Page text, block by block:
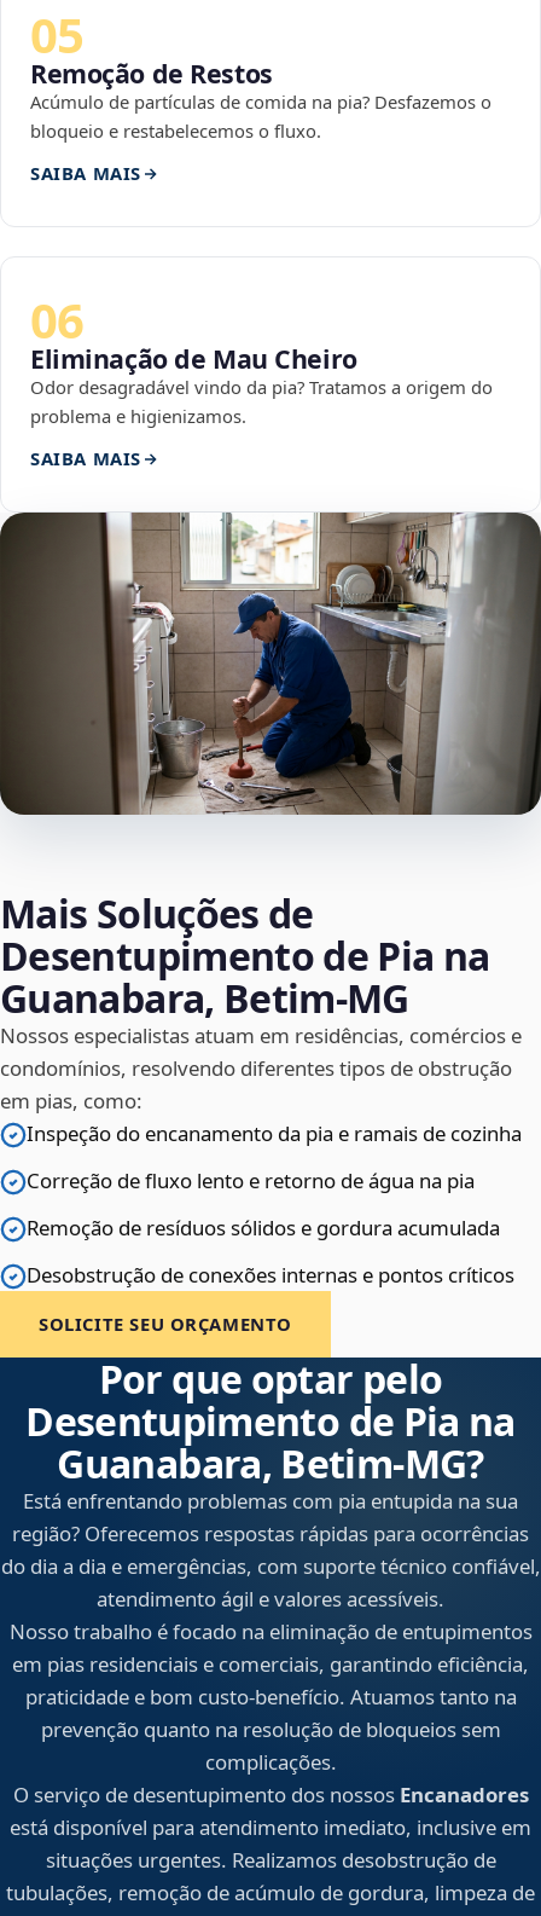
05
Remoção de Restos
Acúmulo de partículas de comida na pia? Desfazemos o
bloqueio e restabelecemos o fluxo.
SAIBA MAIS
06
Eliminação de Mau Cheiro
Odor desagradável vindo da pia? Tratamos a origem do
problema e higienizamos.
SAIBA MAIS
Mais Soluções de
Desentupimento de Pia na
Guanabara, Betim‑MG
Nossos especialistas atuam em residências, comércios e
condomínios, resolvendo diferentes tipos de obstrução
em pias, como:
Inspeção do encanamento da pia e ramais de cozinha
Correção de fluxo lento e retorno de água na pia
Remoção de resíduos sólidos e gordura acumulada
Desobstrução de conexões internas e pontos críticos
SOLICITE SEU ORÇAMENTO
Por que optar pelo
Desentupimento de Pia na
Guanabara, Betim‑MG?
Está enfrentando problemas com pia entupida na sua
região? Oferecemos respostas rápidas para ocorrências
do dia a dia e emergências, com suporte técnico confiável,
atendimento ágil e valores acessíveis.
Nosso trabalho é focado na eliminação de entupimentos
em pias residenciais e comerciais, garantindo eficiência,
praticidade e bom custo-benefício. Atuamos tanto na
prevenção quanto na resolução de bloqueios sem
complicações.
O serviço de desentupimento dos nossos Encanadores
está disponível para atendimento imediato, inclusive em
situações urgentes. Realizamos desobstrução de
tubulações, remoção de acúmulo de gordura, limpeza de